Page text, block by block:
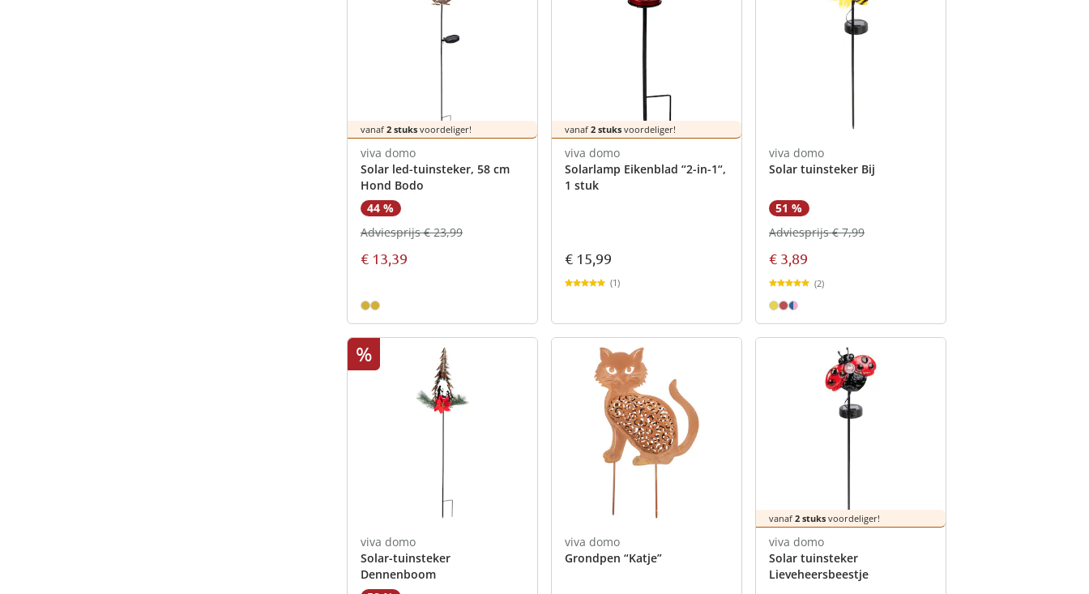
vanaf 2 stuks voordeliger!
viva domo
Solar led-tuinsteker, 58 cm
Hond Bodo
44 %
€ 13,39
Adviesprijs € 23,99
vanaf 2 stuks voordeliger!
viva domo
Solarlamp Eikenblad “2-in-1“,
1 stuk
€ 15,99
(1)
viva domo
Solar tuinsteker Bij
51 %
€ 3,89
Adviesprijs € 7,99
(2)
%
viva domo
Solar-tuinsteker
Dennenboom
viva domo
Grondpen “Katje”
vanaf 2 stuks voordeliger!
viva domo
Solar tuinsteker
Lieveheersbeestje